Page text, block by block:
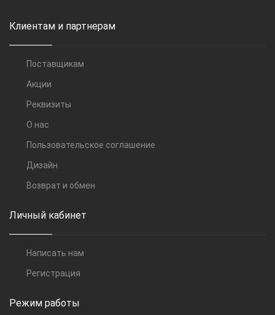
Клиентам и партнерам
Поставщикам
Акции
Реквизиты
О нас
Пользовательское соглашение
Дизайн
Возврат и обмен
Личный кабинет
Написать нам
Регистрация
Режим работы